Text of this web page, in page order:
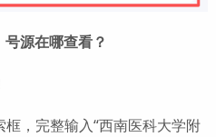
源在哪查看？
，完整输入“西南医科大学附